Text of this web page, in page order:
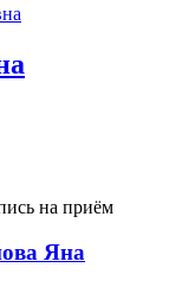
на приём
Яна